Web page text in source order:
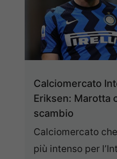
Calciomercato
Eriksen: Marotta
scambio
Calciomercato
più intenso per